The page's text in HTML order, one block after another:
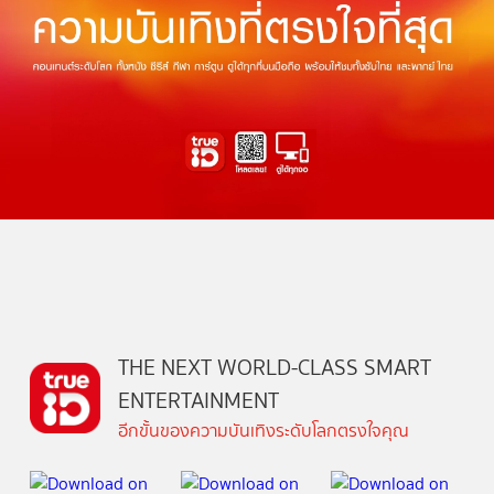
THE NEXT WORLD-CLASS SMART
ENTERTAINMENT
อีกขั้นของความบันเทิงระดับโลกตรงใจคุณ